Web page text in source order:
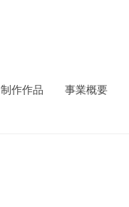
制作作品 事業概要